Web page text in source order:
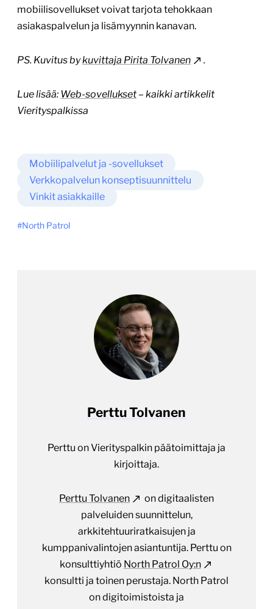
mobiilisovellukset voivat tarjota tehokkaan
asiakaspalvelun ja lisämyynnin kanavan.
PS. Kuvitus bykuvittaja Pirita Tolvanen .
Lue lisää: Web-sovellukset– kaikki artikkelit
Vierityspalkissa
Mobiilipalvelut ja -sovellukset
Verkkopalvelun konseptisuunnittelu
Vinkit asiakkaille
North Patrol
Perttu Tolvanen
Perttu on Vierityspalkin päätoimittaja ja
kirjoittaja.
Perttu Tolvanen
on digitaalisten
palveluiden suunnittelun,
arkkitehtuuriratkaisujen ja
kumppanivalintojen asiantuntija. Perttu on
konsulttiyhtiö North Patrol Oy:n
konsultti ja toinen perustaja. North Patrol
on digitoimistoista ja